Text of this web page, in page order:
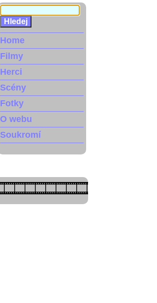
Home
Filmy
Herci
Scény
Fotky
O webu
Soukromí